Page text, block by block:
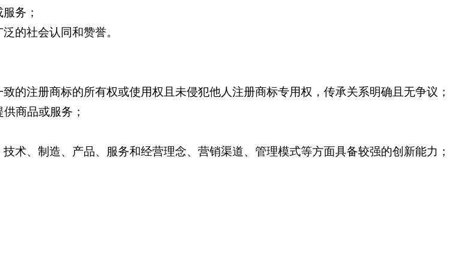
务；
的社会认同和赞誉。
的注册商标的所有权或使用权且未侵犯他人注册商标专用权，传承关系明确且无争议；
商品或服务；
术、制造、产品、服务和经营理念、营销渠道、管理模式等方面具备较强的创新能力；